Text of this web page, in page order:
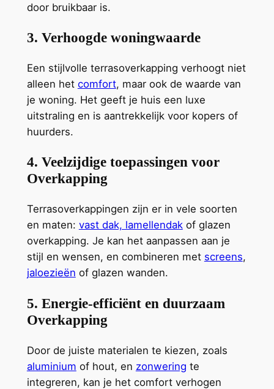
door bruikbaar is.
3. Verhoogde woningwaarde
Een stijlvolle terrasoverkapping verhoogt niet
alleen het comfort, maar ook de waarde van
je woning. Het geeft je huis een luxe
uitstraling en is aantrekkelijk voor kopers of
huurders.
4. Veelzijdige toepassingen voor
Overkapping
Terrasoverkappingen zijn er in vele soorten
en maten: vast dak, lamellendakof glazen
overkapping. Je kan het aanpassen aan je
stijl en wensen, en combineren met screens,
jaloezieën of glazen wanden.
5. Energie-efficiënt en duurzaam
Overkapping
Door de juiste materialen te kiezen, zoals
aluminium of hout, en zonwering te
integreren, kan je het comfort verhogen